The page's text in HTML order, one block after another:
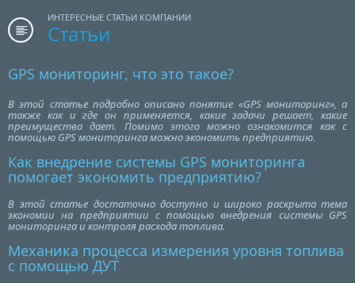
ИНТЕРЕСНЫЕ СТАТЬИ КОМПАНИИ
Статьи
GPS мониторинг, что это такое?
В этой статье подробно описано понятие «GPS мониторинг», а
также как и где он применяется, какие задачи решает, какие
преимущества дает. Помимо этого можно ознакомится как с
помощью GPS мониторинга можно экономить предприятию.
Как внедрение системы GPS мониторинга
помогает экономить предприятию?
В этой статье достаточно доступно и широко раскрыта тема
экономии на предприятии с помощью внедрения системы GPS
мониторинга и контроля расхода топлива.
Механика процесса измерения уровня топлива
с помощью ДУТ